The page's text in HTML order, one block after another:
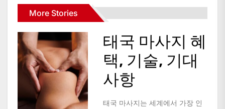
More Stories
태국 마사지 혜
택, 기술, 기대
사항
태국 마사지는 세계에서 가장 인